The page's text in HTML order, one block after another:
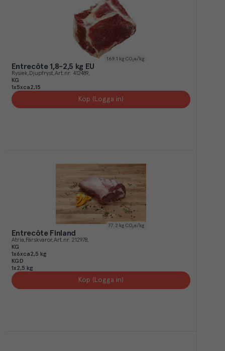
169.1 kg CO₂e/kg
Entrecôte 1,8-2,5 kg EU
Rysiek Djupfryst Art.nr. 412489
KG
1x5xca2,15
Köp (Logga in)
77.2 kg CO₂e/kg
Entrecôte Finland
Atria Färskvaror Art.nr. 212978
KG
1x6xca2,5 kg
KGD
1x2,5 kg
Köp (Logga in)